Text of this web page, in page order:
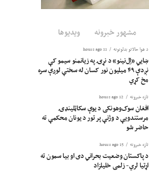
مشهور خبرونه ویدیوها
د هوا حالاتو بدلونونه 11 hours ago
ښايي «اِل‌نینو» د نړۍ په زیانمنو سیمو کې
نږدې ۴۹ میلیون نور کسان له سختې لوږې سره
مخ کړي
تازه خبرونه 12 hours ago
افغان سوک‌وهونکی د یوې سکاټلینډۍ
مرستندویې د وژنې پر تور د یونان محکمې ته
حاضر شو
تازه خبرونه 15 hours ago
د پاکستان وضعیت بحراني دی او بیا سمون ته
اړتیا لري- زلمی خلیلزاد